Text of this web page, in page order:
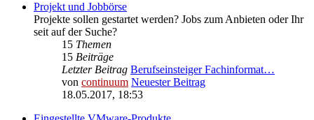
Projekt und Jobbörse
Projekte sollen gestartet werden? Jobs zum Anbieten oder Ihr
seit auf der Suche?
15 Themen
15 Beiträge
Letzter Beitrag Berufseinsteiger Fachinformat…
von continuum Neuester Beitrag
18.05.2017, 18:53